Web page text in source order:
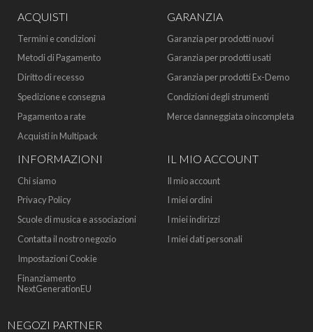
ACQUISTI
Termini e condizioni
Metodi di Pagamento
Diritto di recesso
Spedizione e consegna
Pagamento a rate
Acquisti in Multipack
GARANZIA
Garanzia per prodotti nuovi
Garanzia per prodotti usati
Garanzia per prodotti Ex-Demo
Condizioni degli strumenti
Merce danneggiata o incompleta
INFORMAZIONI
Chi siamo
Privacy Policy
Scuole di musica e associazioni
Contatta il nostro negozio
Impostazioni Cookie
Finanziamento
NextGenerationEU
IL MIO ACCOUNT
Il mio account
I miei ordini
I miei indirizzi
I miei dati personali
NEGOZI PARTNER